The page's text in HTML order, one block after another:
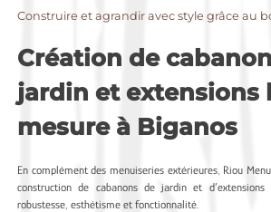
Construire et agrandir avec style grâce au
Création de
jardin et extensions
mesure à Biganos
En complément des menuiseries extérieures, Riou
construction de cabanons de jardin et
robustesse, esthétisme et fonctionnalité.